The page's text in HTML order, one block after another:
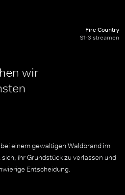
Fire Country
S1-3 streamen
wir
einem gewaltigen Waldbrand im
ihr Grundstück zu verlassen und
Entscheidung.